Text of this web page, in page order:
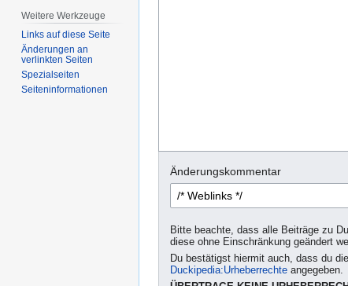
Änderungskommentar
Bitte beachte, dass alle Beiträge zu
diese ohne Einschränkung geändert
Du bestätigst hiermit auch, dass du
Duckipedia:Urheberrechte angegeben.
Weitere Werkzeuge
Links auf diese Seite
Änderungen an
verlinkten Seiten
Spezialseiten
Seiten­­informationen